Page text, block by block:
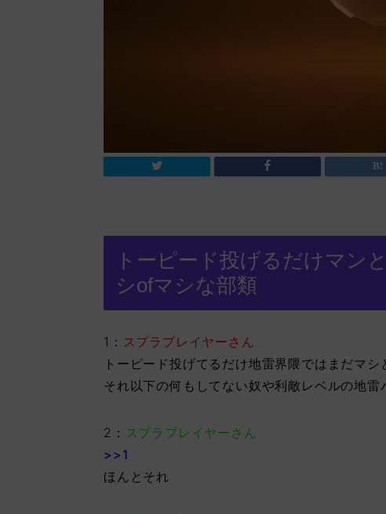
トーピード投げるだけマン
シofマシな部類
1： スプラプレイヤーさん
トーピード投げてるだけ地雷界隈ではまだマシ
それ以下の何もしてない奴や利敵レベルの地雷
2： スプラプレイヤーさん
>>1
ほんとそれ